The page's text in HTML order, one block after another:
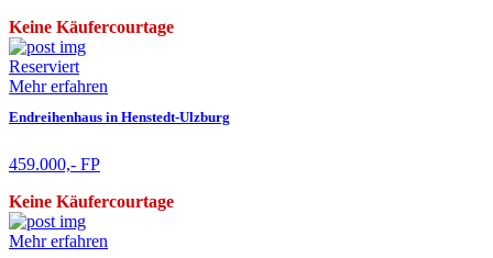
Keine Käufercourtage
Reserviert
Mehr erfahren
Endreihenhaus in Henstedt-Ulzburg
459.000,- FP
Keine Käufercourtage
Mehr erfahren